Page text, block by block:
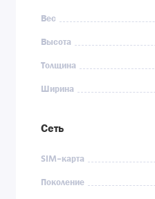
Вес
Высота
Толщина
Ширина
Сеть
SIM-карта
Поколение